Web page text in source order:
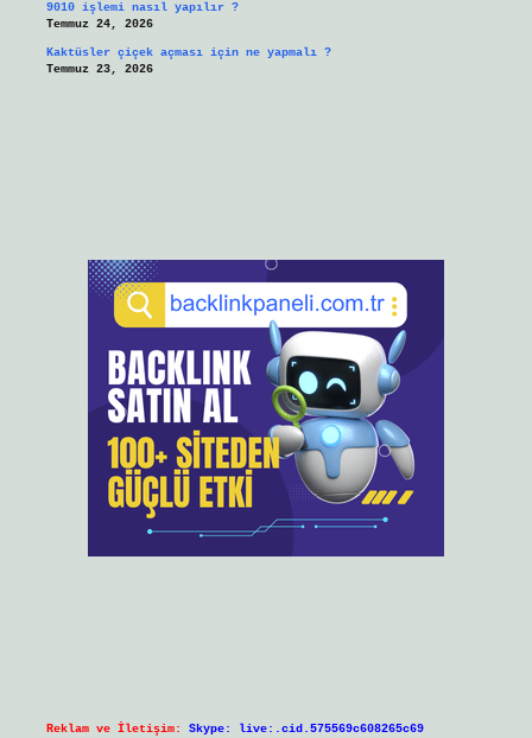
9010 işlemi nasıl yapılır ?
Temmuz 24, 2026
Kaktüsler çiçek açması için ne yapmalı ?
Temmuz 23, 2026
Reklam ve İletişim: Skype: live:.cid.575569c608265c69